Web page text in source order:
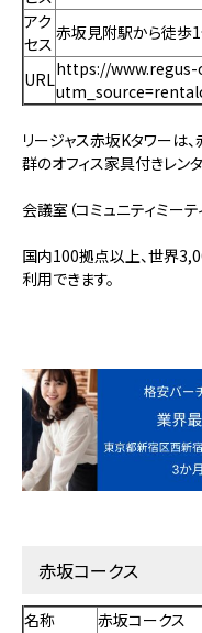
アク
セス
赤坂見附駅から徒歩
URLhttps://
リージャス赤坂Kタワーは
群のオフィス家具付きレンタ
会議室（コミュニティミーテ
国内100拠点以上、世界
利用できます。
赤坂コークス
名称
赤坂コークス